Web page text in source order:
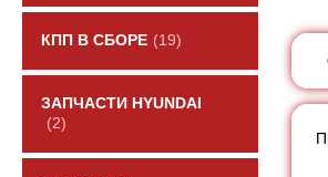
КПП В СБОРЕ (19)
ЗАПЧАСТИ HYUNDAI
(2)